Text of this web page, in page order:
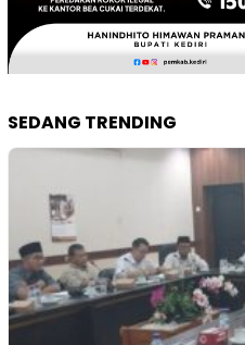
SEDANG TRENDING